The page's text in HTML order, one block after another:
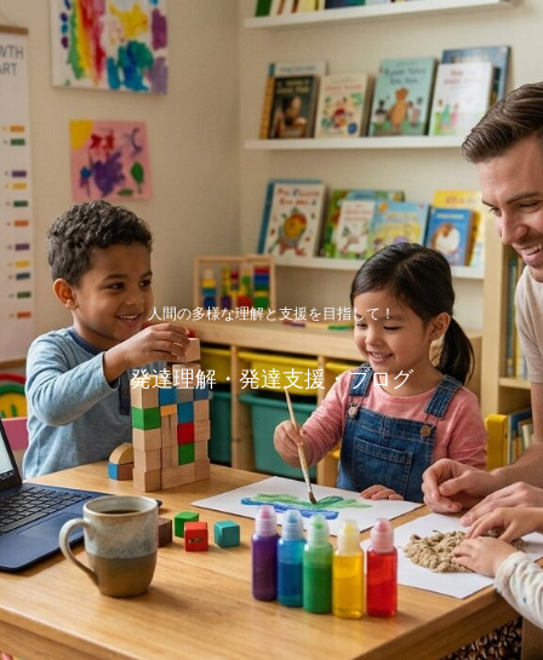
人間の多様な理解と支援を目指して！
発達理解・発達支援・ブログ